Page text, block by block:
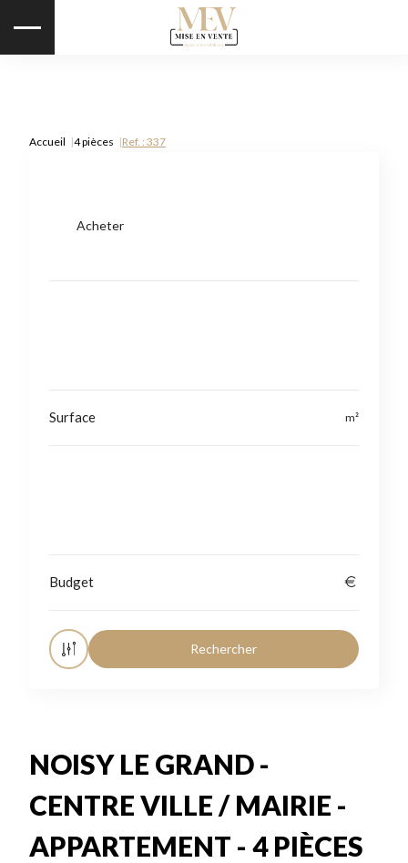
Accueil 4 pièces Ref. : 337
Acheter
NOISY LE GRAND -
CENTRE VILLE / MAIRIE -
APPARTEMENT - 4 PIÈCES